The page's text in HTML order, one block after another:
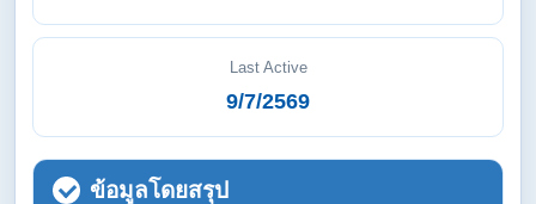
Last Active
9/7/2569
ข้อมูลโดยสรุป